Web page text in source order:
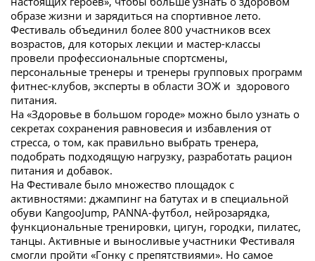
образе жизни и зарядиться на спортивное лето.
Фестиваль объединил более 800 участников всех
возрастов, для которых лекции и мастер-классы
провели профессиональные спортсмены,
персональные тренеры и тренеры групповых программ
фитнес-клубов, эксперты в области ЗОЖ и здорового
питания.
На «Здоровье в большом городе» можно было узнать о
секретах сохранения равновесия и избавления от
стресса, о том, как правильно выбрать тренера,
подобрать подходящую нагрузку, разработать рацион
питания и добавок.
На Фестивале было множество площадок с
активностями: джампинг на батутах и в специальной
обуви KangooJump, PANNA-футбол, нейрозарядка,
функциональные тренировки, цигун, городки, пилатес,
танцы. Активные и выносливые участники Фестиваля
смогли пройти «Гонку с препятствиями». Но самое